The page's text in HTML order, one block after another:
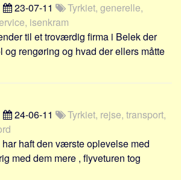
23-07-11
Tyrkiet, generelle,
isenkram
til et troværdig firma i Belek der
og rengøring og hvad der ellers måtte
24-06-11
Tyrkiet, rejse, transport,
haft den værste oplevelse med
med dem mere , flyveturen tog